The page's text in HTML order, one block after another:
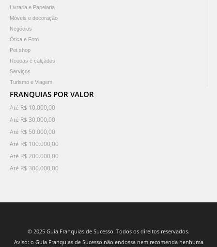
Livraria e Papelaria
Móveis e decoração
Negócios
Ótica e Foto
Pet shop
Roupas e calçados
Serviços
Turismo e Viagem
FRANQUIAS POR VALOR
Até R$ 10.000,00
Até R$ 30.000,00
Até R$ 50.000,00
Até R$ 100.000,00
Até R$ 200.000,00
Até R$ 300.000,00
© 2025 Guia Franquias de Sucesso. Todos os direitos reservados.
Aviso: o Guia Franquias de Sucesso não endossa nem recomenda nenhuma